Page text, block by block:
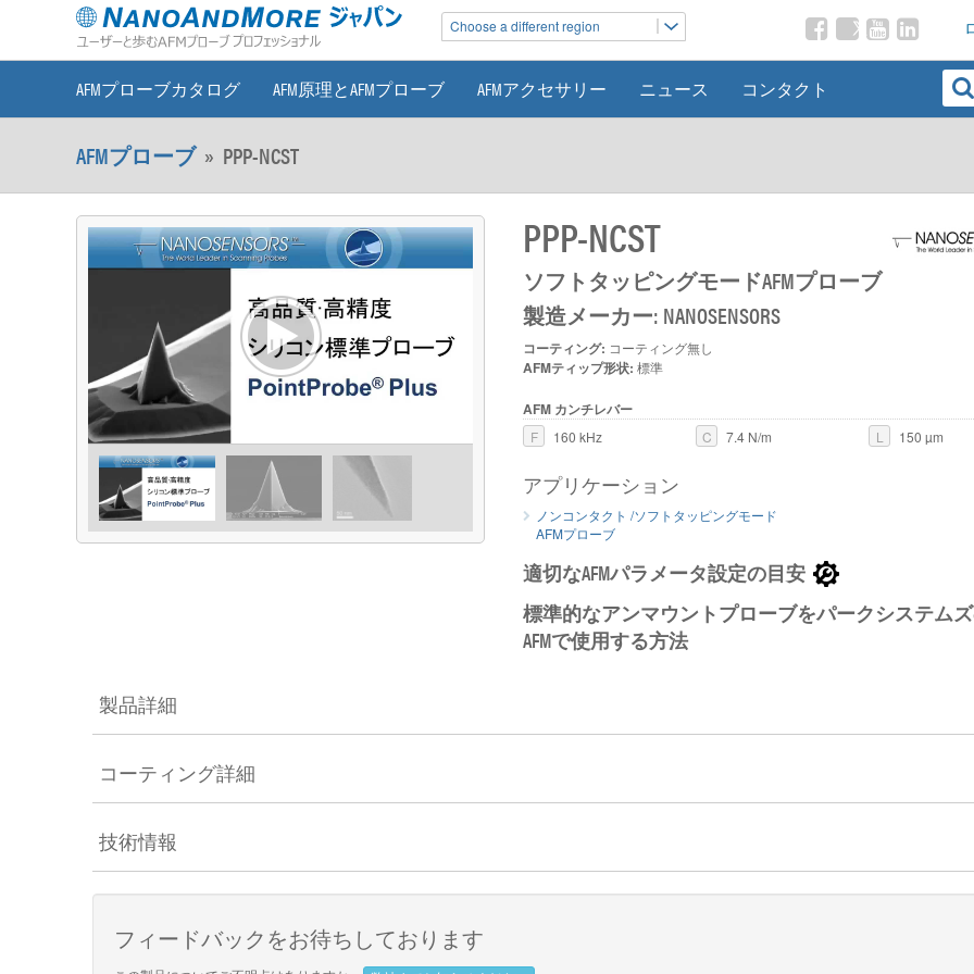
Choose a different region
AFMプローブカタログ AFM原理とAFMプローブ AFMアクセサリー ニュース コンタクト
AFMプローブ» PPP-NCST
PointProbe AFM探針のSEMイメージ
PPP-NCST
ソフトタッピングモードAFMプローブ
製造メーカー: NANOSENSORS
コーティング: コーティング無し
AFMティップ形状: 標準
AFM カンチレバー
F 160 kHz C 7.4 N/m L 150 µm
アプリケーション
ノンコンタクト /ソフトタッピングモード
AFMプローブ
適切なAFMパラメータ設定の目安
標準的なアンマウントプローブをパークシステム
AFMで使用する方法
製品詳細
コーティング詳細
技術情報
フィードバックをお待ちしております